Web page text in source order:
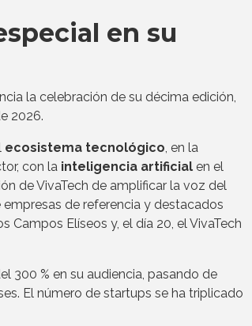
en su
la celebración de su décima edición,
2026.
ecosistema tecnológico, en la
con la inteligencia artificial en el
de VivaTech de amplificar la voz del
de referencia y destacados
Campos Elíseos y, el día 20, el VivaTech
300 % en su audiencia, pasando de
El número de startups se ha triplicado